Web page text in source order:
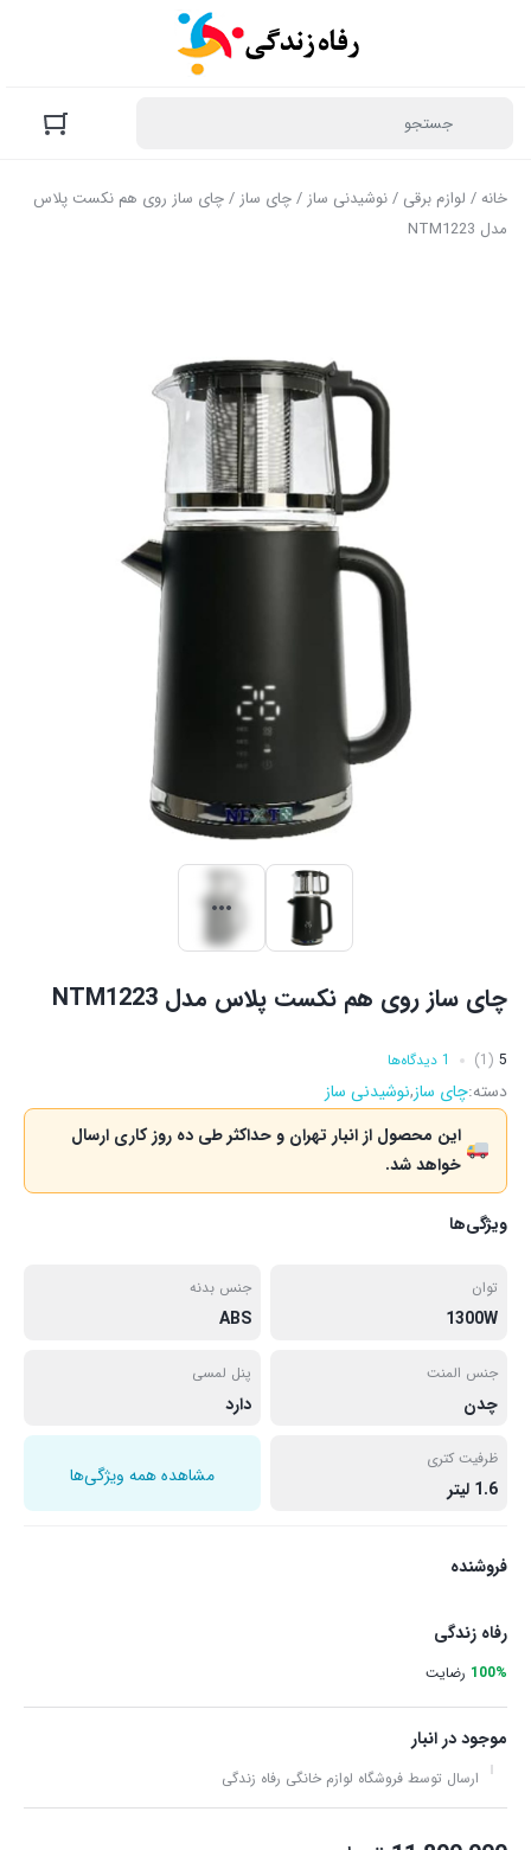
خانه/ لوازم برقی /نوشیدنی ساز /چای ساز / چای ساز روی هم نکست پلاس
مدل NTM1223
چای ساز روی هم نکست پلاس مدل NTM1223
5
(1) 1 دیدگاه‌ها
دسته:چای ساز,نوشیدنی ساز
این محصول از انبار تهران و حداکثر طی ده روز کاری ارسال
خواهد شد.
ویژگی‌ها
توان
1300W
جنس بدنه
ABS
جنس المنت
چدن
پنل لمسی
دارد
ظرفیت کتری
1.6 لیتر
مشاهده همه ویژگی‌ها
فروشنده
رفاه زندگی
100% رضایت
موجود در انبار
ارسال توسط فروشگاه لوازم خانگی رفاه زندگی